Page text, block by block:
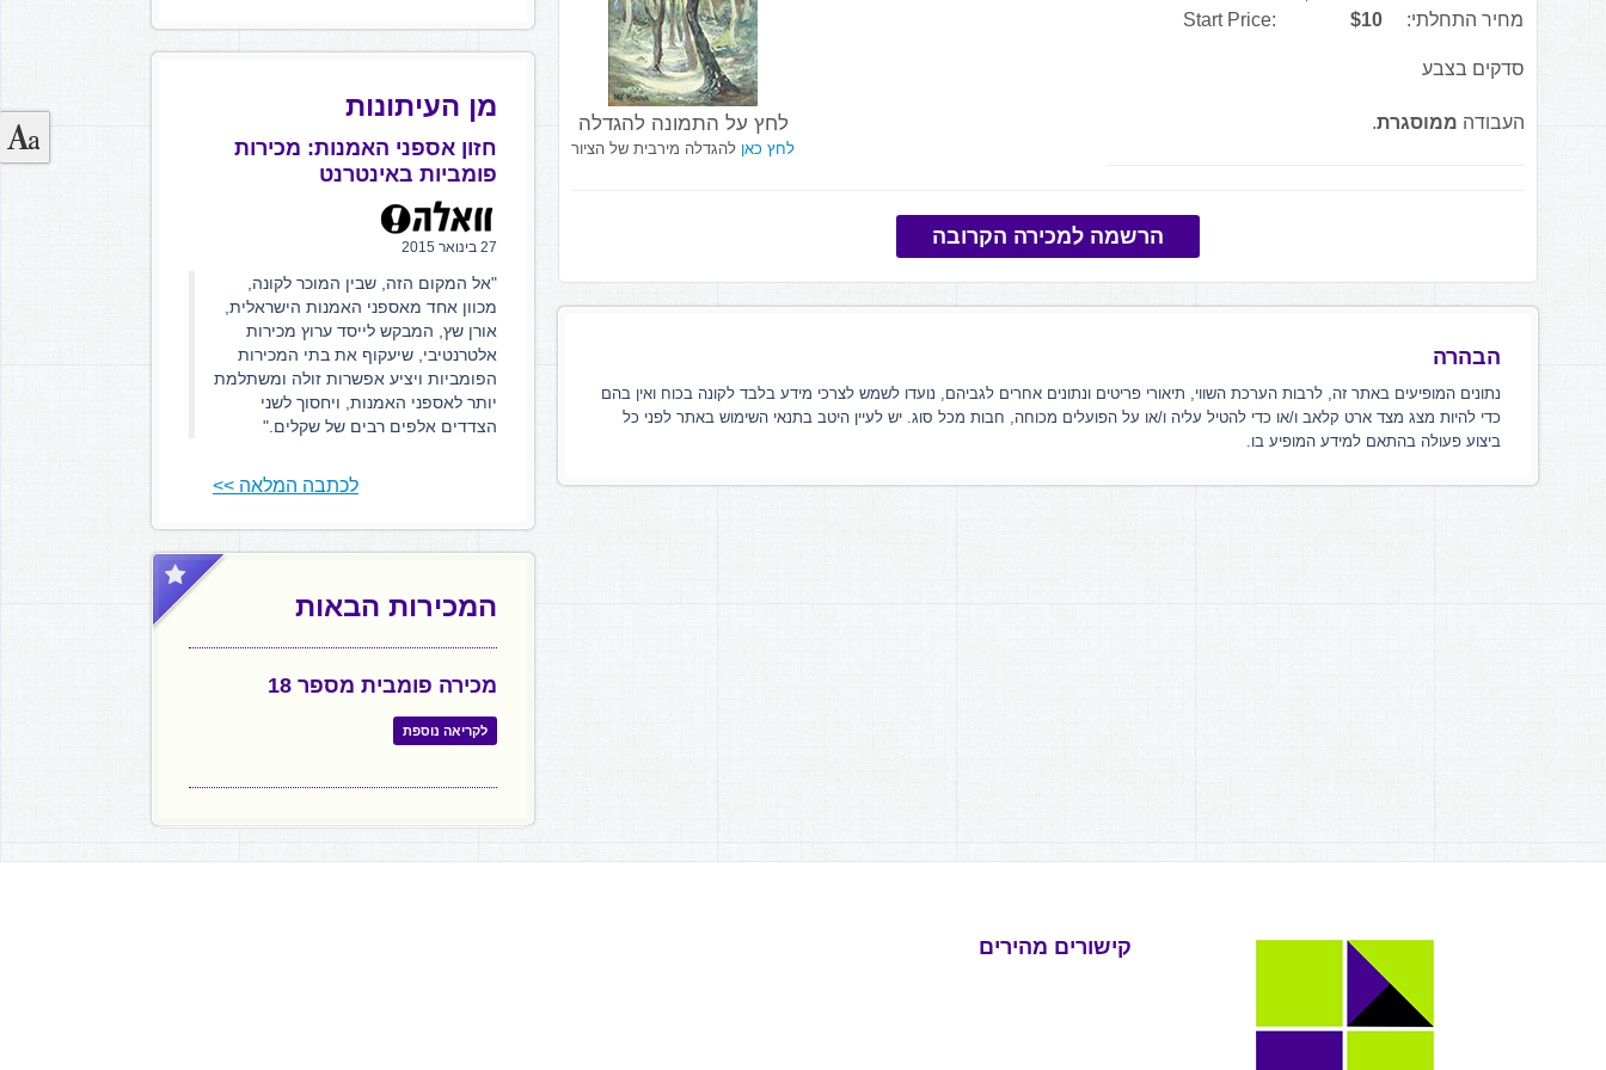
לחץ על התמונה להגדלה
לחץ כאן להגדלה מירבית של הציור
מחיר התחלתי:
$10
Start Price:
סדקים בצבע
העבודה ממוסגרת.
הרשמה למכירה הקרובה
הבהרה
נתונים המופיעים באתר זה, לרבות הערכת השווי, תיאורי פריטים ונתונים אחרים לגביהם, נועדו לשמש לצרכי מידע בלבד לקונה בכוח ואין בהם
כדי להיות מצג מצד ארט קלאב ו/או כדי להטיל עליה ו/או על הפועלים מכוחה, חבות מכל סוג. יש לעיין היטב בתנאי השימוש באתר לפני כל
ביצוע פעולה בהתאם למידע המופיע בו.
מן העיתונות
חזון אספני האמנות: מכירות
פומביות באינטרנט
27 בינואר 2015
"אל המקום הזה, שבין המוכר לקונה,
מכוון אחד מאספני האמנות הישראלית,
אורן שץ, המבקש לייסד ערוץ מכירות
אלטרנטיבי, שיעקוף את בתי המכירות
הפומביות ויציע אפשרות זולה ומשתלמת
יותר לאספני האמנות, ויחסוך לשני
הצדדים אלפים רבים של שקלים."
לכתבה המלאה >>
המכירות הבאות
מכירה פומבית מספר 18
לקריאה נוספת
קישורים מהירים